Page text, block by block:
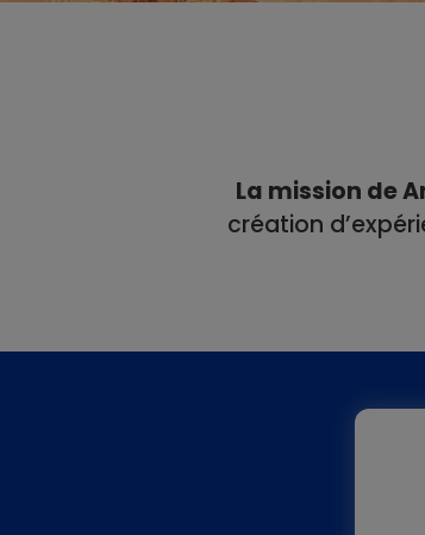
La mission de
création